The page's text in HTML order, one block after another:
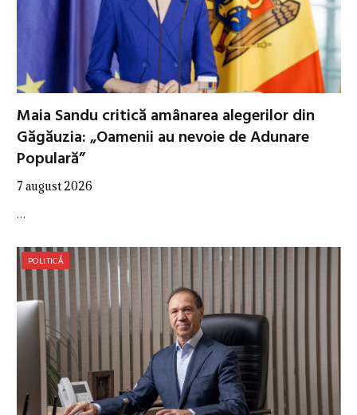
Maia Sandu critică amânarea alegerilor din
Găgăuzia: „Oamenii au nevoie de Adunare
Populară”
7 august 2026
…
POLITICĂ